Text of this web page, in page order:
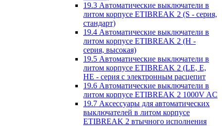
19.3 Автоматические выключатели в
литом корпусе ETIBREAK 2 (S - серия,
стандарт)
19.4 Автоматические выключатели в
литом корпусе ETIBREAK 2 (H -
серия, высокая)
19.5 Автоматические выключатели в
литом корпусе ETIBREAK 2 (LE, E,
HE - серия с электронным расцепит
19.6 Автоматические выключатели в
литом корпусе ETIBREAK 2 1000V AC
19.7 Аксессуары для автоматических
выключателей в литом корпусе
ETIBREAK 2 втычного исполнения